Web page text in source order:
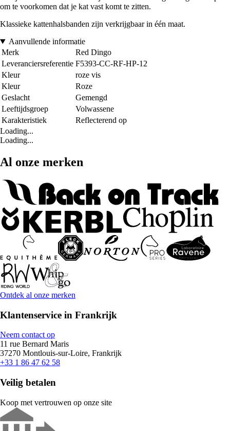
om te voorkomen dat je kat vast komt te zitten.
Klassieke kattenhalsbanden zijn verkrijgbaar in één maat.
Aanvullende informatie
Merk
Red Dingo
Leveranciersreferentie F5393-CC-RF-HP-12
Kleur
roze vis
Kleur
Roze
Geslacht
Gemengd
Leeftijdsgroep
Volwassene
Karakteristiek
Reflecterend op
Loading...
Loading...
Al onze merken
Ontdek al onze merken
Klantenservice in Frankrijk
Neem contact op
11 rue Bernard Maris
37270 Montlouis-sur-Loire, Frankrijk
+33 1 86 47 62 58
Veilig betalen
Koop met vertrouwen op onze site